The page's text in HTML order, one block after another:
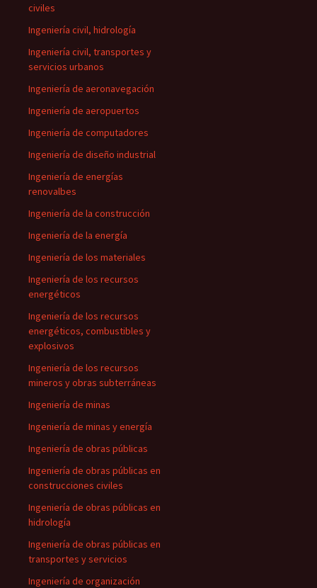
civiles
Ingeniería civil, hidrología
Ingeniería civil, transportes y
servicios urbanos
Ingeniería de aeronavegación
Ingeniería de aeropuertos
Ingeniería de computadores
Ingeniería de diseño industrial
Ingeniería de energías
renovalbes
Ingeniería de la construcción
Ingeniería de la energía
Ingeniería de los materiales
Ingeniería de los recursos
energéticos
Ingeniería de los recursos
energéticos, combustibles y
explosivos
Ingeniería de los recursos
mineros y obras subterráneas
Ingeniería de minas
Ingeniería de minas y energía
Ingeniería de obras públicas
Ingeniería de obras públicas en
construcciones civiles
Ingeniería de obras públicas en
hidrología
Ingeniería de obras públicas en
transportes y servicios
Ingeniería de organización